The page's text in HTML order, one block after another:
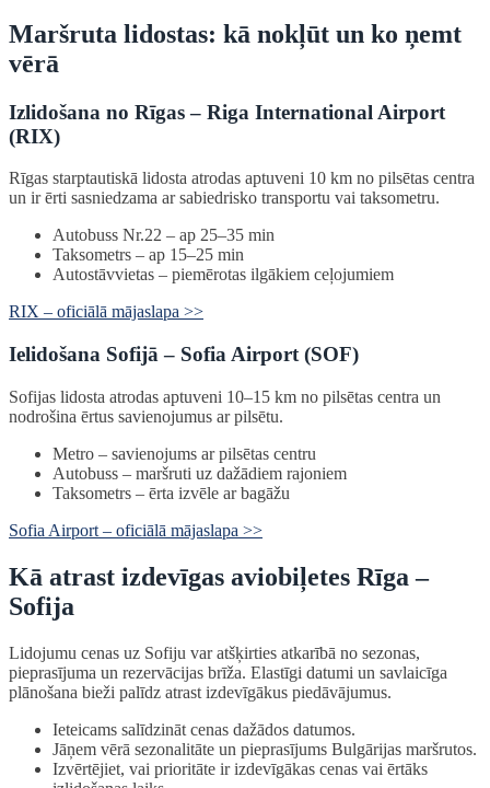
Maršruta lidostas: kā nokļūt un ko ņemt
vērā
Izlidošana no Rīgas – Riga International Airport
(RIX)
Rīgas starptautiskā lidosta atrodas aptuveni 10 km no pilsētas centra
un ir ērti sasniedzama ar sabiedrisko transportu vai taksometru.
Autobuss Nr.22 – ap 25–35 min
Taksometrs – ap 15–25 min
Autostāvvietas – piemērotas ilgākiem ceļojumiem
RIX – oficiālā mājaslapa >>
Ielidošana Sofijā – Sofia Airport (SOF)
Sofijas lidosta atrodas aptuveni 10–15 km no pilsētas centra un
nodrošina ērtus savienojumus ar pilsētu.
Metro – savienojums ar pilsētas centru
Autobuss – maršruti uz dažādiem rajoniem
Taksometrs – ērta izvēle ar bagāžu
Sofia Airport – oficiālā mājaslapa >>
Kā atrast izdevīgas aviobiļetes Rīga –
Sofija
Lidojumu cenas uz Sofiju var atšķirties atkarībā no sezonas,
pieprasījuma un rezervācijas brīža. Elastīgi datumi un savlaicīga
plānošana bieži palīdz atrast izdevīgākus piedāvājumus.
Ieteicams salīdzināt cenas dažādos datumos.
Jāņem vērā sezonalitāte un pieprasījums Bulgārijas maršrutos.
Izvērtējiet, vai prioritāte ir izdevīgākas cenas vai ērtāks